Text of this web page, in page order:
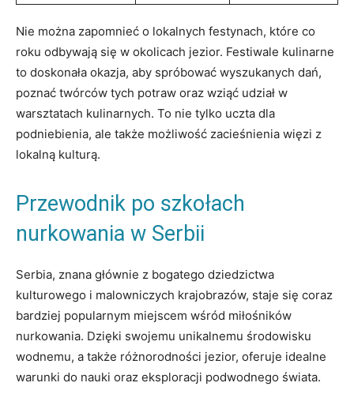
Nie można zapomnieć ​o ⁤lokalnych festynach, które co
roku odbywają się ⁣w ‌okolicach jezior. ⁣Festiwale​ kulinarne‍
to doskonała okazja, aby spróbować‍ wyszukanych dań,
poznać twórców tych potraw oraz wziąć udział w
warsztatach kulinarnych.⁣ To ⁤nie tylko uczta dla
podniebienia, ‍ale ‌także możliwość zacieśnienia więzi z
lokalną kulturą.
Przewodnik po szkołach
nurkowania w Serbii
Serbia, znana głównie z bogatego ‍dziedzictwa​
kulturowego i malowniczych krajobrazów, staje się coraz
bardziej popularnym miejscem‍ wśród miłośników
nurkowania. Dzięki⁢ swojemu unikalnemu środowisku
wodnemu,⁣ a ⁤także​ różnorodności jezior, oferuje idealne
warunki do nauki oraz​ eksploracji podwodnego świata.